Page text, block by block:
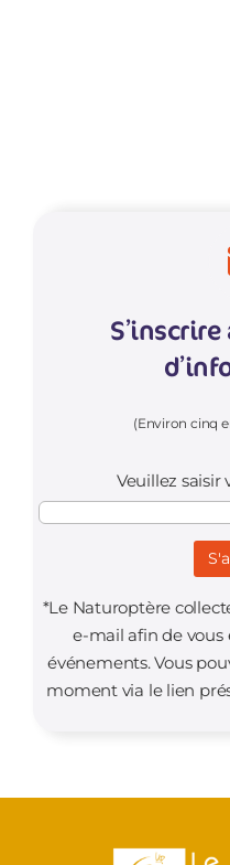
(Environ cinq
Veuillez saisir
*Le Naturoptère
e-mail afin de vous
événements. Vous
moment via le lien